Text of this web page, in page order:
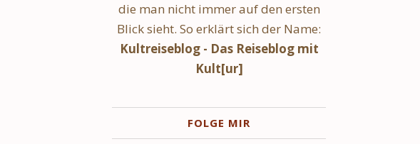
die man nicht immer auf den ersten
Blick sieht. So erklärt sich der Name:
Kultreiseblog - Das Reiseblog mit
Kult[ur]
FOLGE MIR